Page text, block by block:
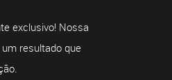
exclusivo! Nossa
resultado que